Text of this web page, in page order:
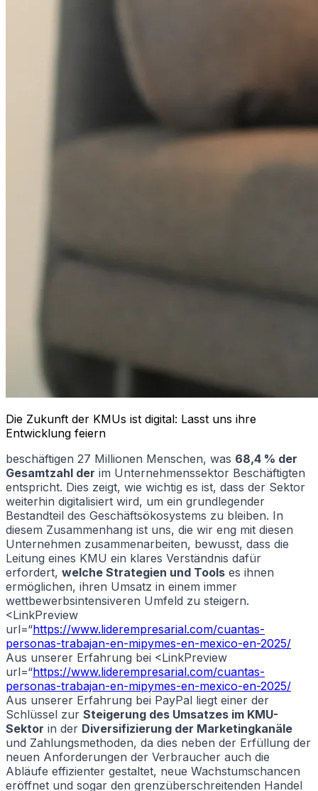
Die Zukunft der KMUs ist digital: Lasst uns ihre
Entwicklung feiern
beschäftigen 27 Millionen Menschen, was 68,4 % der
Gesamtzahl der im Unternehmenssektor Beschäftigten
entspricht. Dies zeigt, wie wichtig es ist, dass der Sektor
weiterhin digitalisiert wird, um ein grundlegender
Bestandteil des Geschäftsökosystems zu bleiben. In
diesem Zusammenhang ist uns, die wir eng mit diesen
Unternehmen zusammenarbeiten, bewusst, dass die
Leitung eines KMU ein klares Verständnis dafür
erfordert, welche Strategien und Tools es ihnen
ermöglichen, ihren Umsatz in einem immer
wettbewerbsintensiveren Umfeld zu steigern.
<LinkPreview
url=“https://www.liderempresarial.com/cuantas-
personas-trabajan-en-mipymes-en-mexico-en-2025/
Aus unserer Erfahrung bei <LinkPreview
url=“https://www.liderempresarial.com/cuantas-
personas-trabajan-en-mipymes-en-mexico-en-2025/
Aus unserer Erfahrung bei PayPal liegt einer der
Schlüssel zur Steigerung des Umsatzes im KMU-
Sektor in der Diversifizierung der Marketingkanäle
und Zahlungsmethoden, da dies neben der Erfüllung der
neuen Anforderungen der Verbraucher auch die
Abläufe effizienter gestaltet, neue Wachstumschancen
eröffnet und sogar den grenzüberschreitenden Handel